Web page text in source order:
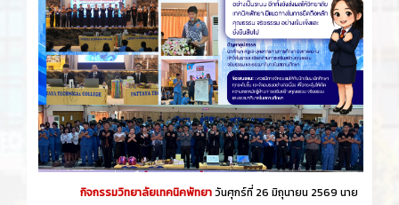
กิจกรรมวิทยาลัยเทคนิคพัทยาวันศุกร์​ที่ 26 ​มิถุนายน​ 2569 นาย